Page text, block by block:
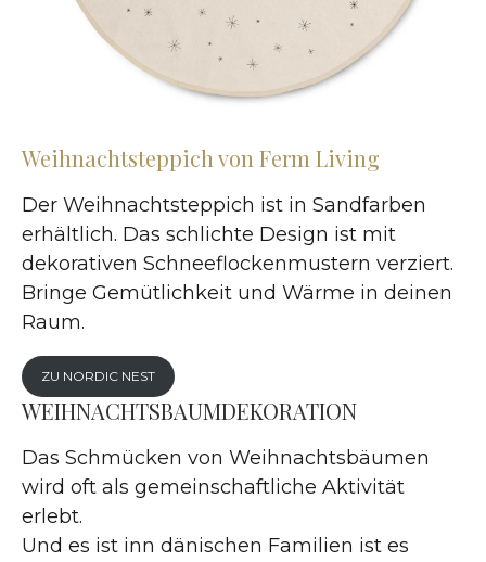
Weihnachtsteppich von Ferm Living
Der Weihnachtsteppich ist in Sandfarben
erhältlich. Das schlichte Design ist mit
dekorativen Schneeflockenmustern verziert.
Bringe Gemütlichkeit und Wärme in deinen
Raum.
ZU NORDIC NEST
WEIHNACHTSBAUMDEKORATION
Das Schmücken von Weihnachtsbäumen
wird oft als gemeinschaftliche Aktivität
erlebt.
Und es ist inn dänischen Familien ist es